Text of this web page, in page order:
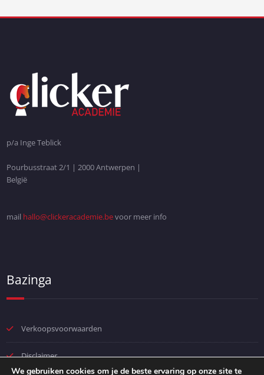
p/a Inge Teblick
Pourbusstraat 2/1 | 2000 Antwerpen |
België
mail hallo@clickeracademie.bevoor meer info
Bazinga
Verkoopsvoorwaarden
Disclaimer
We gebruiken cookies om je de beste ervaring op onze site te